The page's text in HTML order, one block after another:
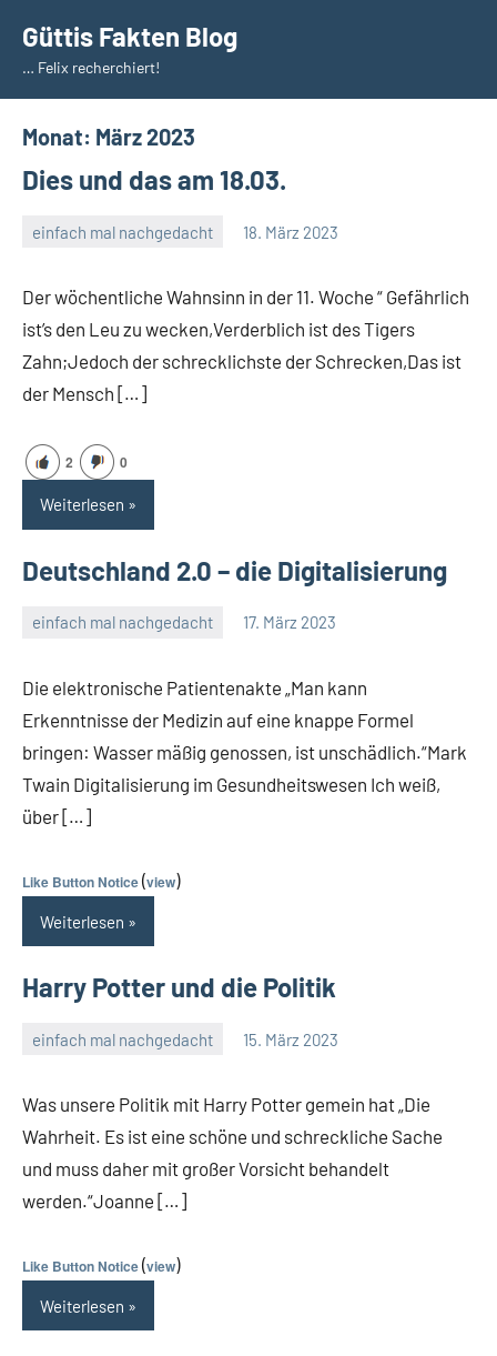
Inhalt
springen
Güttis Fakten Blog
… Felix recherchiert!
Monat: März 2023
Dies und das am 18.03.
einfach mal nachgedacht 18. März 2023
Der wöchentliche Wahnsinn in der 11. Woche “ Gefährlich
ist’s den Leu zu wecken,Verderblich ist des Tigers
Zahn;Jedoch der schrecklichste der Schrecken,Das ist
der Mensch […]
2 0
Weiterlesen
Deutschland 2.0 – die Digitalisierung
einfach mal nachgedacht 17. März 2023
Die elektronische Patientenakte „Man kann
Erkenntnisse der Medizin auf eine knappe Formel
bringen: Wasser mäßig genossen, ist unschädlich.“Mark
Twain Digitalisierung im Gesundheitswesen Ich weiß,
über […]
Like Button Notice(view)
Weiterlesen
Harry Potter und die Politik
einfach mal nachgedacht 15. März 2023
Was unsere Politik mit Harry Potter gemein hat „Die
Wahrheit. Es ist eine schöne und schreckliche Sache
und muss daher mit großer Vorsicht behandelt
werden.“Joanne […]
Like Button Notice(view)
Weiterlesen